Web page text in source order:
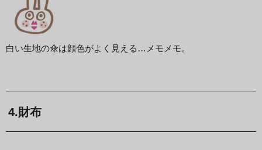
白い生地の傘は顔色がよく見える…メモメモ。
4.財布